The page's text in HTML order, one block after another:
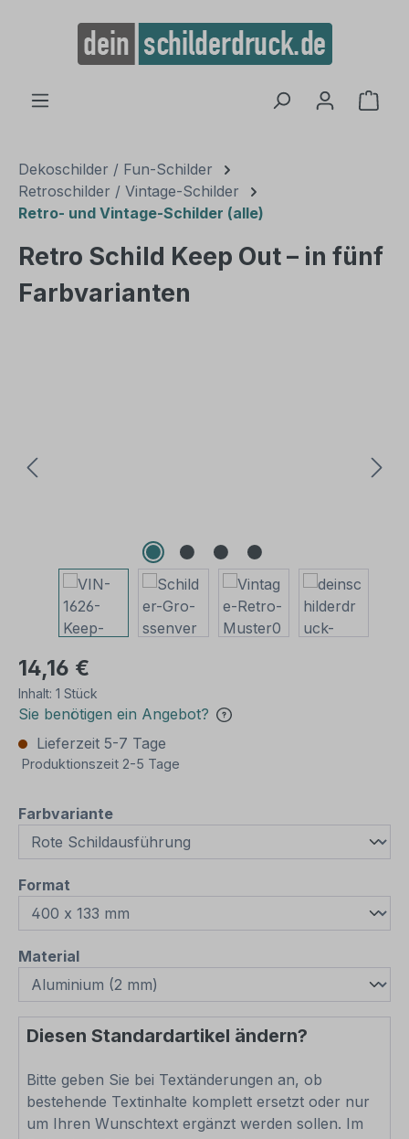
springen
Dekoschilder / Fun-Schilder
Retroschilder / Vintage-Schilder
Retro- und Vintage-Schilder (alle)
Retro Schild Keep Out – in fünf
Farbvarianten
14,16 €
Inhalt: 1 Stück
Sie benötigen ein Angebot?
Lieferzeit 5-7 Tage
Produktionszeit 2-5 Tage
Farbvarianteauswählen
Format
Materialauswählen
Diesen Standardartikel ändern?
Bitte geben Sie bei Textänderungen an, ob
bestehende Textinhalte komplett ersetzt oder nur
um Ihren Wunschtext ergänzt werden sollen. Im